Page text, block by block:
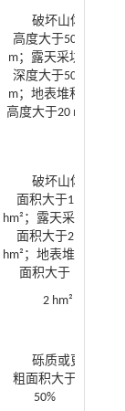
破坏山体
高度大于50
m；露天采坑
深度大于50
m；地表堆积
高度大于20 m
破坏山体
面积大于1
hm²；露天采坑
面积大于2
hm²；地表堆积
面积大于
2 hm²
砾质或更
粗面积大于
50%